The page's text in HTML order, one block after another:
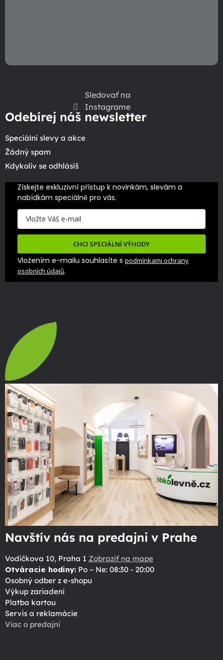
Sledovať na
Instagrame
Odebírej náš newsletter
Speciální slevy a akce
Žádný spam
Kdykoliv se odhlásíš
Získejte exkluzivní přístup k novinkám, slevám a
nabídkám speciálně pro vás.
CHCI SPECIÁLNÍ VÝHODY
Vložením e-mailu souhlasíte s podmínkami ochrany
osobních údajů.
Navštív nás na predajni v Prahe
Vodičkova 10, Praha 1 Zobraziť na mape
Otváracie hodiny: Po – Ne: 08:30 - 20:00
Osobný odber z e-shopu
Výkup zariadení
Platba kartou
Servis a reklamácie
Viac o predajni